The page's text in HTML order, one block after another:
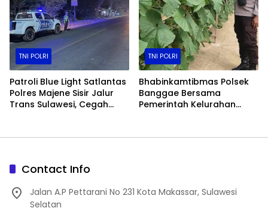
TNI POLRI
Patroli Blue Light Satlantas
Polres Majene Sisir Jalur
Trans Sulawesi, Cegah
TNI POLRI
Bhabinkamtibmas Polsek
Banggae Bersama
Pemerintah Kelurahan
Ketahanan Pangan di
Contact Info
Jalan A.P Pettarani No 231 Kota Makassar, Sulawesi
Selatan